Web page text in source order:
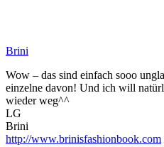
Brini
Wow – das sind einfach sooo
einzelne davon! Und ich will
wieder weg^^
LG
Brini
http://www.brinisfashionbook.com